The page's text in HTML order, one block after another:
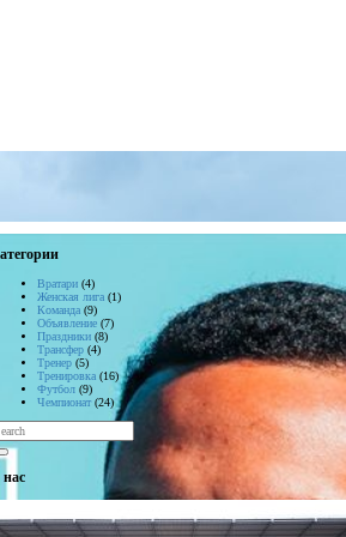
Вратари (4)
Женская лига (1)
Команда (9)
Объявление (7)
Праздники (8)
Трансфер (4)
Тренер (5)
Тренировка (16)
Футбол (9)
Чемпионат (24)